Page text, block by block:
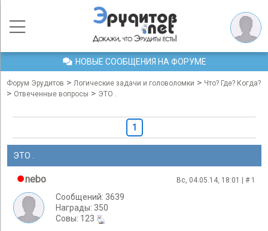
НОВЫЕ СООБЩЕНИЯ НА ФОРУМЕ
Форум Эрудитов > Логические задачи и головоломки > Что? Где? Когда?
> Отвеченные вопросы > ЭТО .
1
ЭТО .
nebo Вс, 04.05.14, 18:01 | # 1
Сообщений: 3639
Награды: 350
Cовы: 123